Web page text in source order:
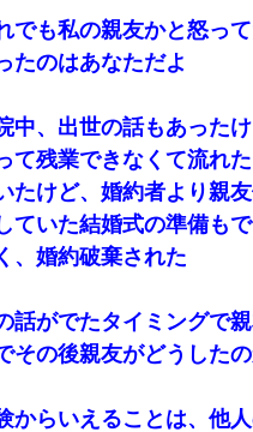
でも私の親友かと怒っ
たのはあなただよ
中、出世の話もあった
て残業できなくて流れた
たけど、婚約者より親
ていた結婚式の準備も
、婚約破棄された
話がでたタイミングで
その後親友がどうした
からいえることは、他